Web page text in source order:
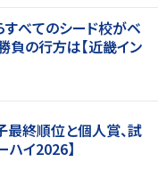
べてのシード校がベ
負の行方は【近畿イン
終順位と個人賞、試
ハイ2026】